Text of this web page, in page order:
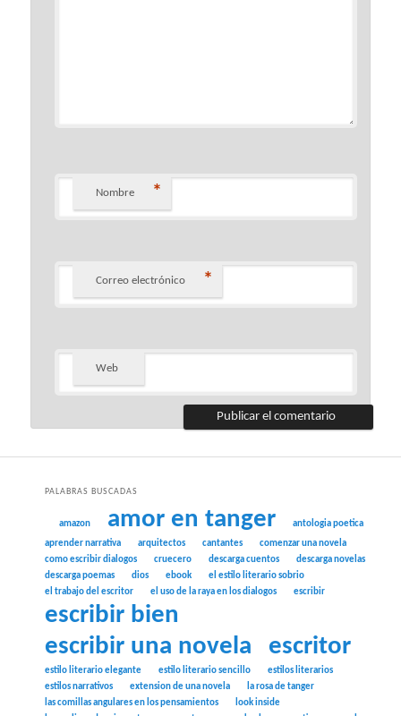
Nombre *
Correo electrónico *
Web
PALABRAS BUSCADAS
amazon amor en tanger
antologia poetica
aprender narrativa
arquitectos cantantes
comenzar una novela
como escribir dialogos
cruecero descarga cuentos
descarga novelas
descarga poemas
dios ebook
el estilo literario sobrio
el trabajo del escritor
el uso de la raya en los dialogos escribir
escribir bien
escribir una novela
escritor
estilo literario elegante estilo literario sencillo
estilos literarios
estilos narrativos
extension de una novela
la rosa de tanger
las comillas angulares en los pensamientos
look inside